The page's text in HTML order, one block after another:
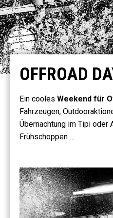
OFFROAD
Ein cooles Weekend für
Fahrzeugen,
Übernachtung im Tipi oder
Frühschoppen …